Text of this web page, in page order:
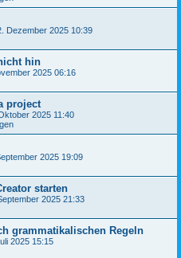
Dezember 2025 10:39
hin
2025 06:16
project
2025 11:40
2025 19:09
starten
2025 21:33
grammatikalischen Regeln
2025 15:15